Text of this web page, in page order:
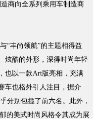
商向全系列乘用车制造商
丰尚领航”的主题相得益
炫酷的外形，深得时尚年轻
也以一款Art版亮相，充满
车也格外引人注目，据介
分别包揽了前六名。此外，
的美式时尚风格令其成为展